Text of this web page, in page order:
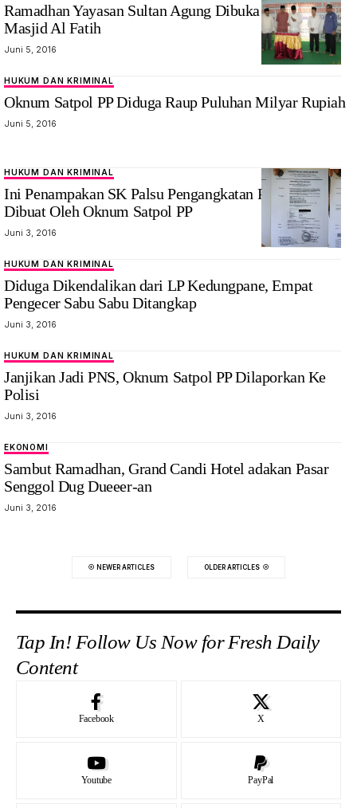
Ramadhan Yayasan Sultan Agung Dibuka Peresmian
Masjid Al Fatih
Juni 5, 2016
HUKUM DAN KRIMINAL
Oknum Satpol PP Diduga Raup Puluhan Milyar Rupiah
Juni 5, 2016
HUKUM DAN KRIMINAL
Ini Penampakan SK Palsu Pengangkatan PNS Yang
Dibuat Oleh Oknum Satpol PP
Juni 3, 2016
HUKUM DAN KRIMINAL
Diduga Dikendalikan dari LP Kedungpane, Empat
Pengecer Sabu Sabu Ditangkap
Juni 3, 2016
HUKUM DAN KRIMINAL
Janjikan Jadi PNS, Oknum Satpol PP Dilaporkan Ke
Polisi
Juni 3, 2016
EKONOMI
Sambut Ramadhan, Grand Candi Hotel adakan Pasar
Senggol Dug Dueeer-an
Juni 3, 2016
NEWER ARTICLES OLDER ARTICLES
Tap In! Follow Us Now for Fresh Daily
Content
Facebook X
Youtube PayPal